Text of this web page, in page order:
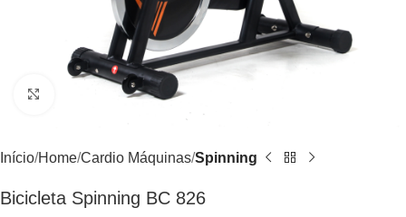
Click to enlarge
Início Home Cardio Máquinas Spinning
Bicicleta Spinning BC 826